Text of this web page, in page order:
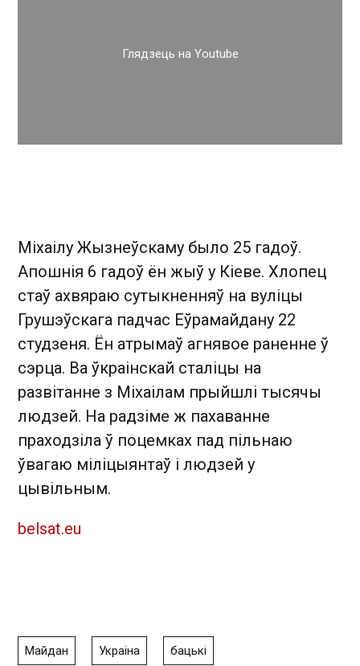
Глядзець на Youtube
Міхаілу Жызнеўскаму было 25 гадоў.
Апошнія 6 гадоў ён жыў у Кіеве. Хлопец
стаў ахвяраю сутыкненняў на вуліцы
Грушэўскага падчас Еўрамайдану 22
студзеня. Ён атрымаў агнявое раненне ў
сэрца. Ва ўкраінскай сталіцы на
развітанне з Міхаілам прыйшлі тысячы
людзей. На радзіме ж пахаванне
праходзіла ў поцемках пад пільнаю
ўвагаю міліцыянтаў і людзей у
цывільным.
belsat.eu
Майдан Украіна бацькі